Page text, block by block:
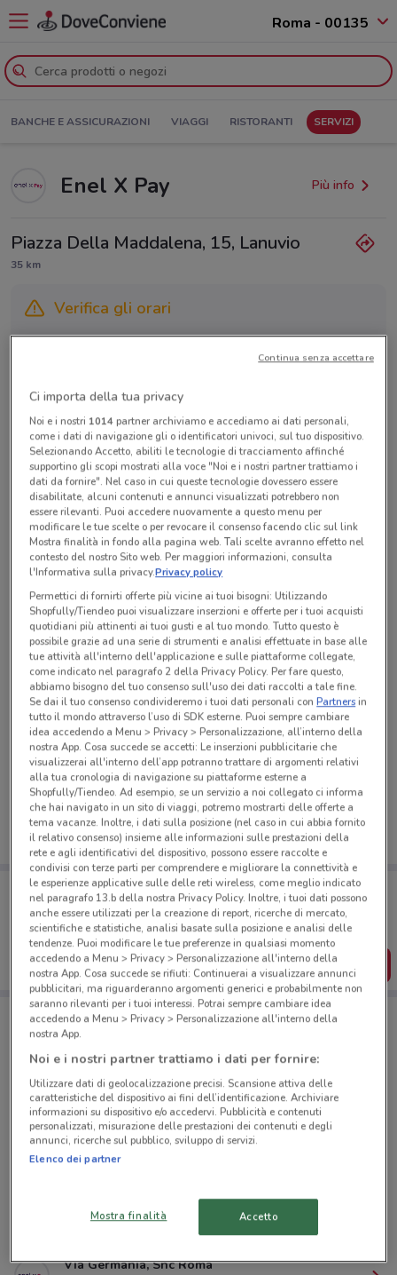
Roma - 00135
BANCHE E ASSICURAZIONI VIAGGI RISTORANTI SERVIZI
Enel X Pay Più info
Piazza Della Maddalena, 15, Lanuvio
35 km
Verifica gli orari
Gli orari dei negozi possono variare in base agli ultimi
provvedimenti regionali o nazionali. Verifica l’accuratezza
Lunedì n.d.
Martedì n.d.
Mercoledì n.d.
Giovedì n.d.
Venerdì n.d.
Sabato n.d.
Domenica n.d.
Tutte le promozioni di questo negozio
Ci dispiace, al momento non abbiamo pubblicato
volantini nella tua zona. Riprova più tardi.
Porta DoveConviene sempre con te!
Puoi trovare le migliori offerte dei negozi vicino a te,
salvarle e creare la tua lista del risparmio, comodamente
dal tuo cellulare.
SCARICA L’APP
Negozi Enel X Pay a Lanuvio
Via Della Farnesina, 19/A Roma
987 m
Via Germania, Snc Roma
Ci importa della tua privacy
Noi e i nostri 1014partner archiviamo e accediamo ai dati personali,
come i dati di navigazione gli o identificatori univoci, sul tuo dispositivo.
Selezionando Accetto, abiliti le tecnologie di tracciamento affinché
supportino gli scopi mostrati alla voce "Noi e i nostri partner trattiamo i
dati da fornire". Nel caso in cui queste tecnologie dovessero essere
disabilitate, alcuni contenuti e annunci visualizzati potrebbero non
essere rilevanti. Puoi accedere nuovamente a questo menu per
modificare le tue scelte o per revocare il consenso facendo clic sul link
Mostra finalità in fondo alla pagina web. Tali scelte avranno effetto nel
contesto del nostro Sito web. Per maggiori informazioni, consulta
l'Informativa sulla privacy.Privacy policy
Permettici di fornirti offerte più vicine ai tuoi bisogni: Utilizzando
Shopfully/Tiendeo puoi visualizzare inserzioni e offerte per i tuoi acquisti
quotidiani più attinenti ai tuoi gusti e al tuo mondo. Tutto questo è
possibile grazie ad una serie di strumenti e analisi effettuate in base alle
tue attività all'interno dell'applicazione e sulle piattaforme collegate,
come indicato nel paragrafo 2 della Privacy Policy. Per fare questo,
abbiamo bisogno del tuo consenso sull'uso dei dati raccolti a tale fine.
Se dai il tuo consenso condivideremo i tuoi dati personali conPartnersin
tutto il mondo attraverso l’uso di SDK esterne. Puoi sempre cambiare
idea accedendo a Menu > Privacy > Personalizzazione, all’interno della
nostra App. Cosa succede se accetti: Le inserzioni pubblicitarie che
visualizzerai all'interno dell’app potranno trattare di argomenti relativi
alla tua cronologia di navigazione su piattaforme esterne a
Shopfully/Tiendeo. Ad esempio, se un servizio a noi collegato ci informa
che hai navigato in un sito di viaggi, potremo mostrarti delle offerte a
tema vacanze. Inoltre, i dati sulla posizione (nel caso in cui abbia fornito
il relativo consenso) insieme alle informazioni sulle prestazioni della
rete e agli identificativi del dispositivo, possono essere raccolte e
condivisi con terze parti per comprendere e migliorare la connettività e
le esperienze applicative sulle delle reti wireless, come meglio indicato
nel paragrafo 13.b della nostra Privacy Policy. Inoltre, i tuoi dati possono
anche essere utilizzati per la creazione di report, ricerche di mercato,
scientifiche e statistiche, analisi basate sulla posizione e analisi delle
tendenze. Puoi modificare le tue preferenze in qualsiasi momento
accedendo a Menu > Privacy > Personalizzazione all'interno della
nostra App. Cosa succede se rifiuti: Continuerai a visualizzare annunci
pubblicitari, ma riguarderanno argomenti generici e probabilmente non
saranno rilevanti per i tuoi interessi. Potrai sempre cambiare idea
accedendo a Menu > Privacy > Personalizzazione all'interno della
nostra App.
Noi e i nostri partner trattiamo i dati per fornire:
Utilizzare dati di geolocalizzazione precisi. Scansione attiva delle
caratteristiche del dispositivo ai fini dell’identificazione. Archiviare
informazioni su dispositivo e/o accedervi. Pubblicità e contenuti
personalizzati, misurazione delle prestazioni dei contenuti e degli
annunci, ricerche sul pubblico, sviluppo di servizi.
Elenco dei partner
Mostra finalità Accetto
Continua senza accettare